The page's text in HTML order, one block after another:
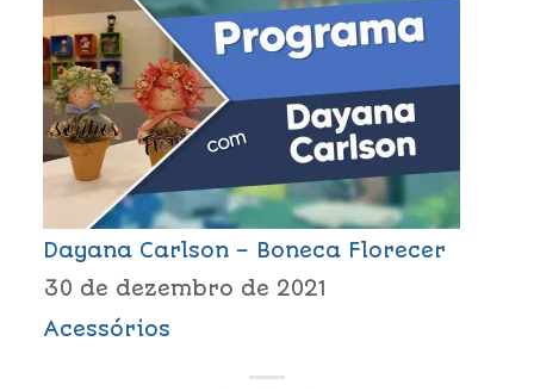
Dayana Carlson – Boneca Florecer
30 de dezembro de 2021
Acessórios